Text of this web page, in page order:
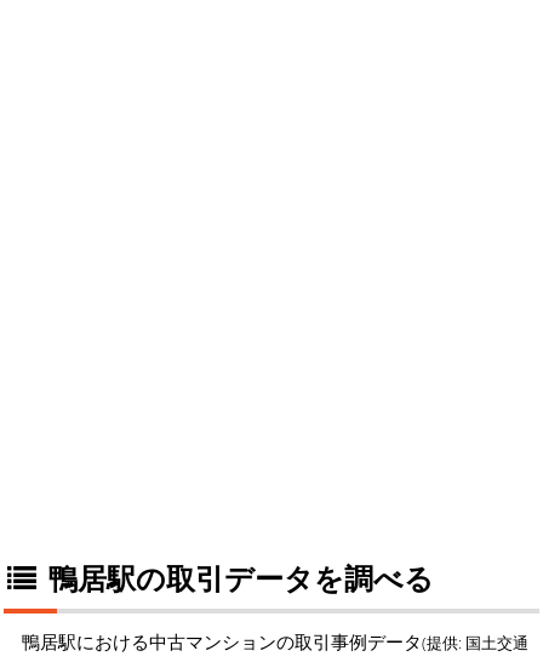
鴨居駅の取引データを調べる
鴨居駅における中古マンションの取引事例データ(提供: 国土交通